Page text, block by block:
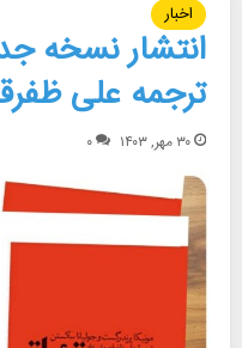
اخبار
انتشار نسخه
ترجمه علی
۳۰ مهر, ۱۴۰۳ ۰